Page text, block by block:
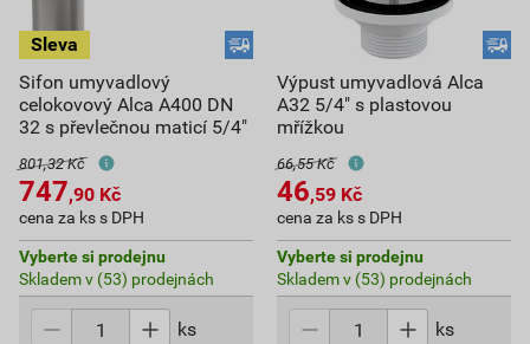
Sifon umyvadlový
celokovový Alca A400 DN
32 s převlečnou maticí 5/4"
801,32 Kč
747,90 Kč
cena za ks s DPH
Vyberte si prodejnu
Skladem v (53) prodejnách
ks
Výpust umyvadlová Alca
A32 5/4" s plastovou
mřížkou
66,55 Kč
46,59 Kč
cena za ks s DPH
Vyberte si prodejnu
Skladem v (53) prodejnách
ks